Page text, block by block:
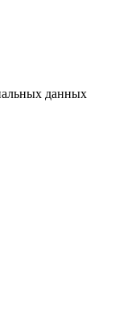
данных